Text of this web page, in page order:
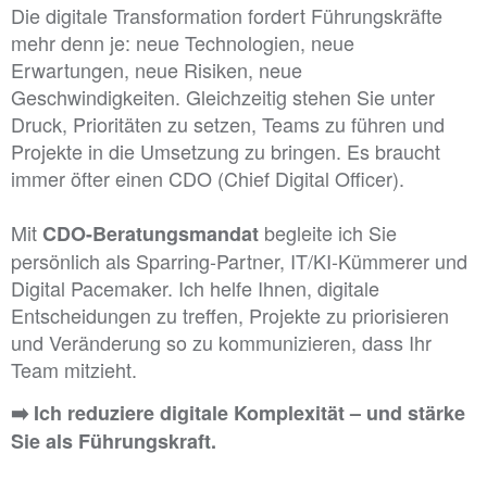
Die digitale Transformation fordert Führungskräfte
mehr denn je: neue Technologien, neue
Erwartungen, neue Risiken, neue
Geschwindigkeiten. Gleichzeitig stehen Sie unter
Druck, Prioritäten zu setzen, Teams zu führen und
Projekte in die Umsetzung zu bringen. Es braucht
immer öfter einen CDO (Chief Digital Officer).
MitCDO-Beratungsmandat begleite ich Sie
persönlich als Sparring-Partner, IT/KI-Kümmerer und
Digital Pacemaker. Ich helfe Ihnen, digitale
Entscheidungen zu treffen, Projekte zu priorisieren
und Veränderung so zu kommunizieren, dass Ihr
Team mitzieht.
➡️Ich reduziere digitale Komplexität – und stärke
Sie als Führungskraft.